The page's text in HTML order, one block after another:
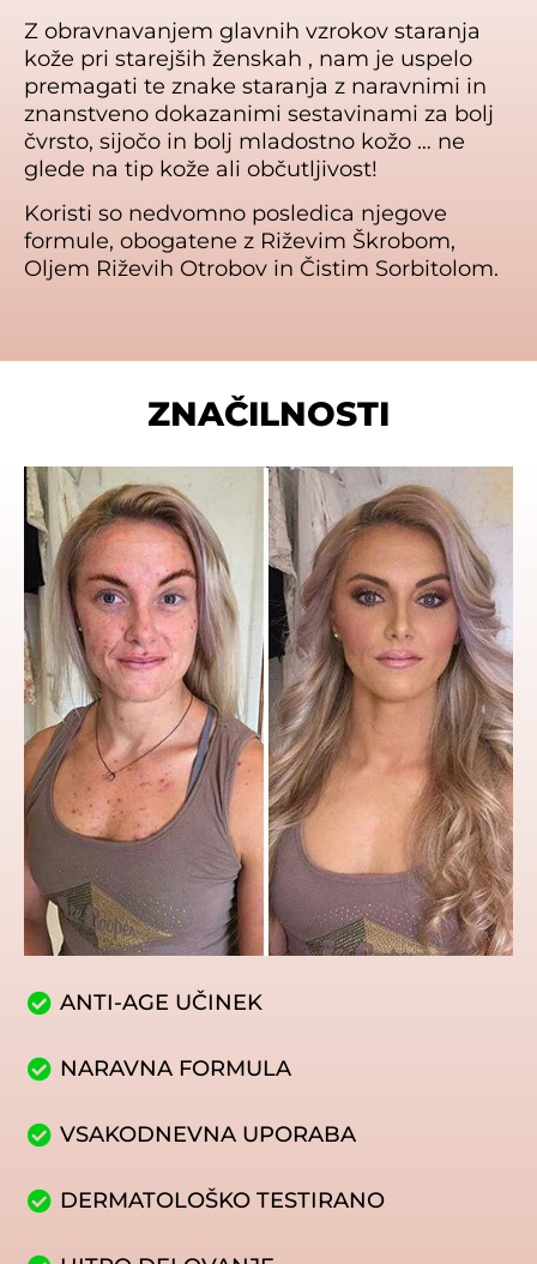
Z obravnavanjem glavnih vzrokov staranja
kože pri starejših ženskah , nam je uspelo
premagati te znake staranja z naravnimi in
znanstveno dokazanimi sestavinami za bolj
čvrsto, sijočo in bolj mladostno kožo … ne
glede na tip kože ali občutljivost!
Koristi so nedvomno posledica njegove
formule, obogatene z Riževim Škrobom,
Oljem Riževih Otrobov in Čistim Sorbitolom.
ZNAČILNOSTI
ANTI-AGE UČINEK
NARAVNA FORMULA
VSAKODNEVNA UPORABA
DERMATOLOŠKO TESTIRANO